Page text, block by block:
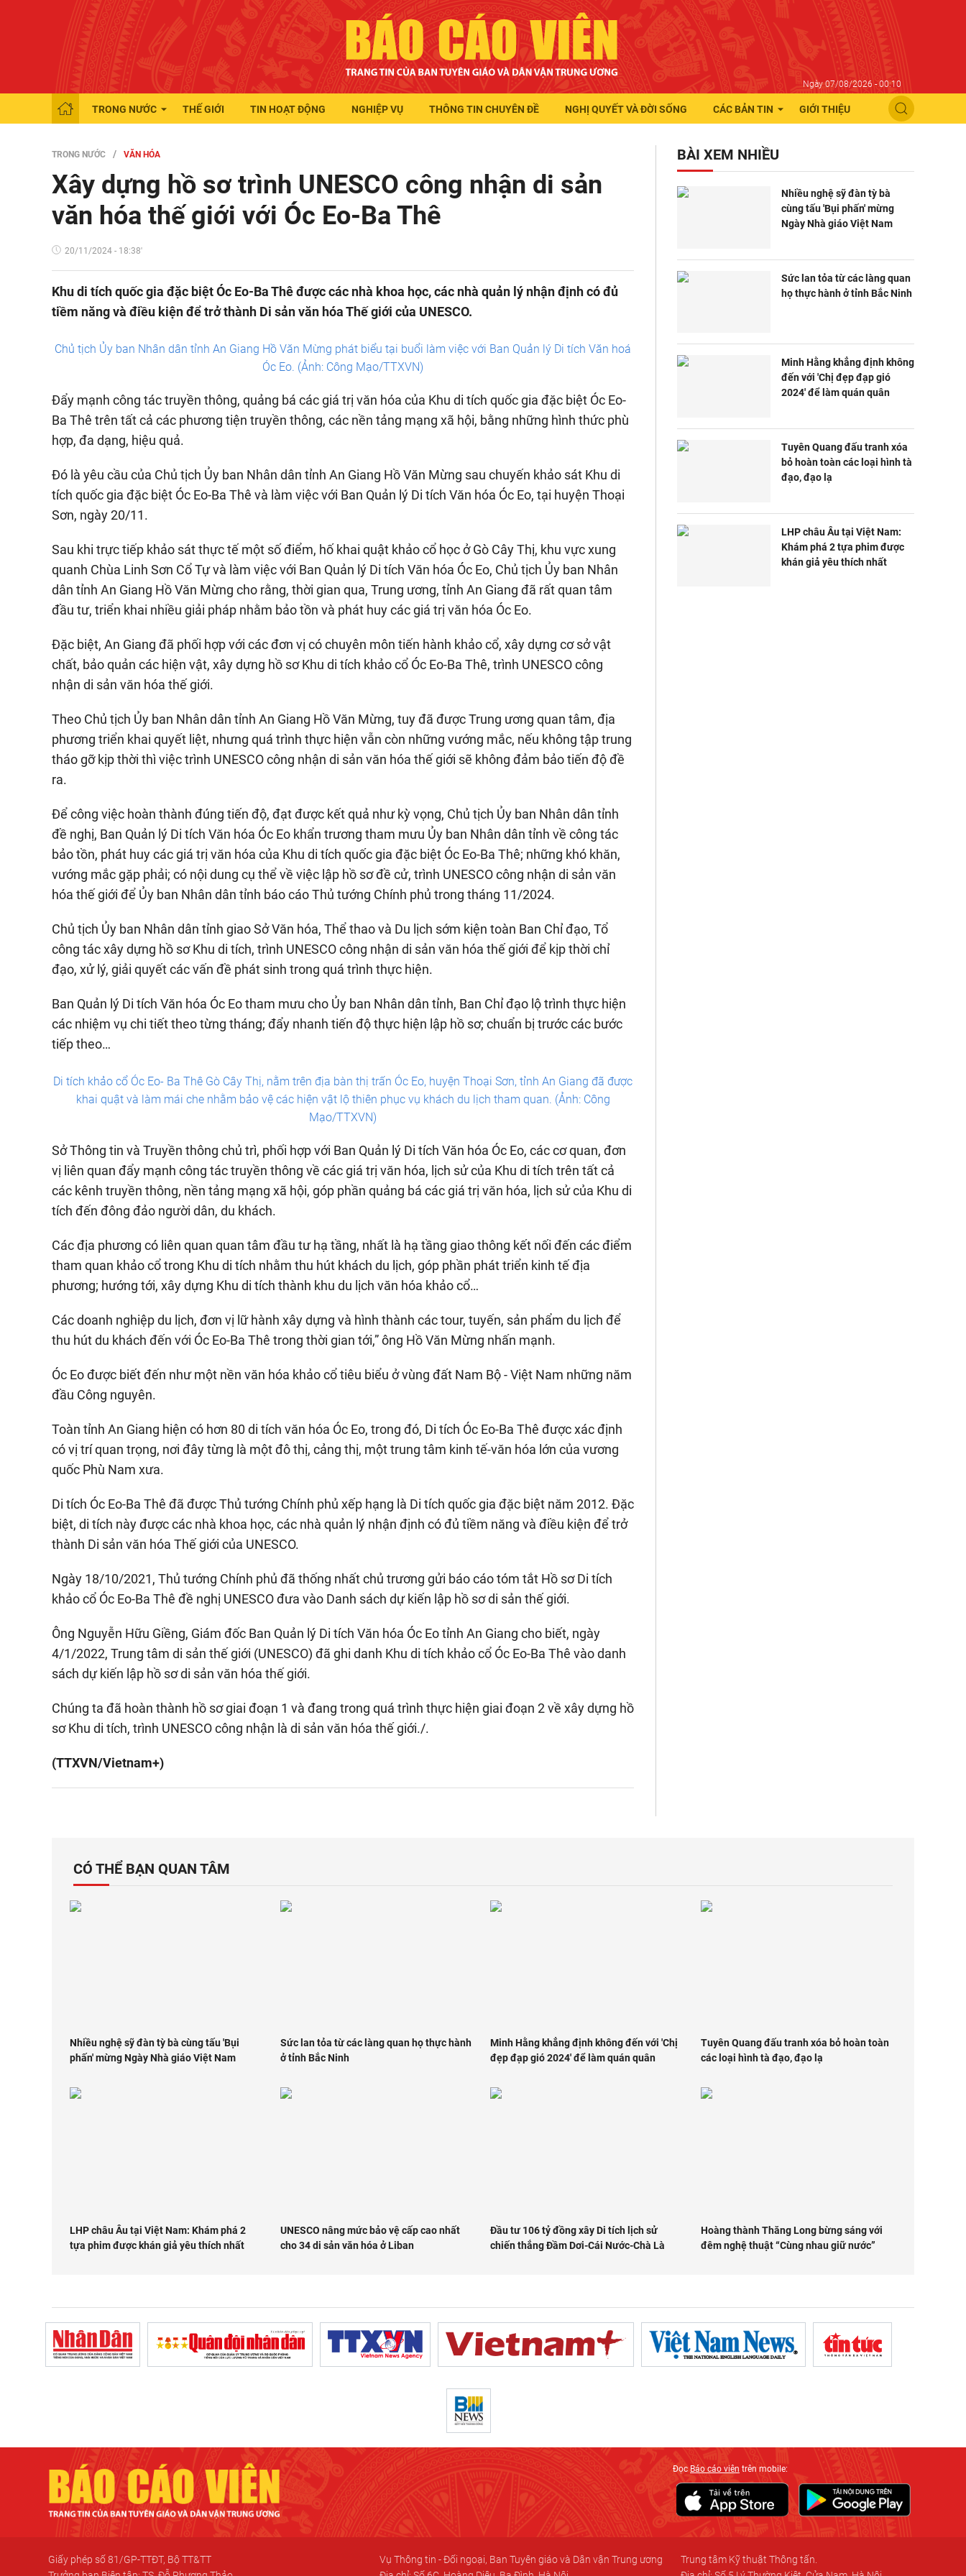
Ngày 07/08/2026 - 00:10
TRONG NƯỚC THẾ GIỚI TIN HOẠT ĐỘNG NGHIỆP VỤ THÔNG TIN CHUYÊN ĐỀ NGHỊ QUYẾT VÀ ĐỜI SỐNG CÁC BẢN TIN GIỚI THIỆU
TRONG NƯỚC VĂN HÓA
Xây dựng hồ sơ trình UNESCO công nhận di sản
văn hóa thế giới với Óc Eo-Ba Thê
20/11/2024 - 18:38'
Khu di tích quốc gia đặc biệt Óc Eo-Ba Thê được các nhà khoa học, các nhà quản lý nhận định có đủ
tiềm năng và điều kiện để trở thành Di sản văn hóa Thế giới của UNESCO.
Chủ tịch Ủy ban Nhân dân tỉnh An Giang Hồ Văn Mừng phát biểu tại buổi làm việc với Ban Quản lý Di tích Văn hoá
Óc Eo. (Ảnh: Công Mạo/TTXVN)
Đẩy mạnh công tác truyền thông, quảng bá các giá trị văn hóa của Khu di tích quốc gia đặc biệt Óc Eo-
Ba Thê trên tất cả các phương tiện truyền thông, các nền tảng mạng xã hội, bằng những hình thức phù
hợp, đa dạng, hiệu quả.
Đó là yêu cầu của Chủ tịch Ủy ban Nhân dân tỉnh An Giang Hồ Văn Mừng sau chuyến khảo sát Khu di
tích quốc gia đặc biệt Óc Eo-Ba Thê và làm việc với Ban Quản lý Di tích Văn hóa Óc Eo, tại huyện Thoại
Sơn, ngày 20/11.
Sau khi trực tiếp khảo sát thực tế một số điểm, hố khai quật khảo cổ học ở Gò Cây Thị, khu vực xung
quanh Chùa Linh Sơn Cổ Tự và làm việc với Ban Quản lý Di tích Văn hóa Óc Eo, Chủ tịch Ủy ban Nhân
dân tỉnh An Giang Hồ Văn Mừng cho rằng, thời gian qua, Trung ương, tỉnh An Giang đã rất quan tâm
đầu tư, triển khai nhiều giải pháp nhằm bảo tồn và phát huy các giá trị văn hóa Óc Eo.
Đặc biệt, An Giang đã phối hợp với các đơn vị có chuyên môn tiến hành khảo cổ, xây dựng cơ sở vật
chất, bảo quản các hiện vật, xây dựng hồ sơ Khu di tích khảo cổ Óc Eo-Ba Thê, trình UNESCO công
nhận di sản văn hóa thế giới.
Theo Chủ tịch Ủy ban Nhân dân tỉnh An Giang Hồ Văn Mừng, tuy đã được Trung ương quan tâm, địa
phương triển khai quyết liệt, nhưng quá trình thực hiện vẫn còn những vướng mắc, nếu không tập trung
tháo gỡ kịp thời thì việc trình UNESCO công nhận di sản văn hóa thế giới sẽ không đảm bảo tiến độ đề
ra.
Để công việc hoàn thành đúng tiến độ, đạt được kết quả như kỳ vọng, Chủ tịch Ủy ban Nhân dân tỉnh
đề nghị, Ban Quản lý Di tích Văn hóa Óc Eo khẩn trương tham mưu Ủy ban Nhân dân tỉnh về công tác
bảo tồn, phát huy các giá trị văn hóa của Khu di tích quốc gia đặc biệt Óc Eo-Ba Thê; những khó khăn,
vướng mắc gặp phải; có nội dung cụ thể về việc lập hồ sơ đề cử, trình UNESCO công nhận di sản văn
hóa thế giới để Ủy ban Nhân dân tỉnh báo cáo Thủ tướng Chính phủ trong tháng 11/2024.
Chủ tịch Ủy ban Nhân dân tỉnh giao Sở Văn hóa, Thể thao và Du lịch sớm kiện toàn Ban Chỉ đạo, Tổ
công tác xây dựng hồ sơ Khu di tích, trình UNESCO công nhận di sản văn hóa thế giới để kịp thời chỉ
đạo, xử lý, giải quyết các vấn đề phát sinh trong quá trình thực hiện.
Ban Quản lý Di tích Văn hóa Óc Eo tham mưu cho Ủy ban Nhân dân tỉnh, Ban Chỉ đạo lộ trình thực hiện
các nhiệm vụ chi tiết theo từng tháng; đẩy nhanh tiến độ thực hiện lập hồ sơ; chuẩn bị trước các bước
tiếp theo…
Di tích khảo cổ Óc Eo- Ba Thê Gò Cây Thị, nằm trên địa bàn thị trấn Óc Eo, huyện Thoại Sơn, tỉnh An Giang đã được
khai quật và làm mái che nhằm bảo vệ các hiện vật lộ thiên phục vụ khách du lịch tham quan. (Ảnh: Công
Mạo/TTXVN)
Sở Thông tin và Truyền thông chủ trì, phối hợp với Ban Quản lý Di tích Văn hóa Óc Eo, các cơ quan, đơn
vị liên quan đẩy mạnh công tác truyền thông về các giá trị văn hóa, lịch sử của Khu di tích trên tất cả
các kênh truyền thông, nền tảng mạng xã hội, góp phần quảng bá các giá trị văn hóa, lịch sử của Khu di
tích đến đông đảo người dân, du khách.
Các địa phương có liên quan quan tâm đầu tư hạ tầng, nhất là hạ tầng giao thông kết nối đến các điểm
tham quan khảo cổ trong Khu di tích nhằm thu hút khách du lịch, góp phần phát triển kinh tế địa
phương; hướng tới, xây dựng Khu di tích thành khu du lịch văn hóa khảo cổ…
Các doanh nghiệp du lịch, đơn vị lữ hành xây dựng và hình thành các tour, tuyến, sản phẩm du lịch để
thu hút du khách đến với Óc Eo-Ba Thê trong thời gian tới,” ông Hồ Văn Mừng nhấn mạnh.
Óc Eo được biết đến như một nền văn hóa khảo cổ tiêu biểu ở vùng đất Nam Bộ - Việt Nam những năm
đầu Công nguyên.
Toàn tỉnh An Giang hiện có hơn 80 di tích văn hóa Óc Eo, trong đó, Di tích Óc Eo-Ba Thê được xác định
có vị trí quan trọng, nơi đây từng là một đô thị, cảng thị, một trung tâm kinh tế-văn hóa lớn của vương
quốc Phù Nam xưa.
Di tích Óc Eo-Ba Thê đã được Thủ tướng Chính phủ xếp hạng là Di tích quốc gia đặc biệt năm 2012. Đặc
biệt, di tích này được các nhà khoa học, các nhà quản lý nhận định có đủ tiềm năng và điều kiện để trở
thành Di sản văn hóa Thế giới của UNESCO.
Ngày 18/10/2021, Thủ tướng Chính phủ đã thống nhất chủ trương gửi báo cáo tóm tắt Hồ sơ Di tích
khảo cổ Óc Eo-Ba Thê đề nghị UNESCO đưa vào Danh sách dự kiến lập hồ sơ di sản thế giới.
Ông Nguyễn Hữu Giềng, Giám đốc Ban Quản lý Di tích Văn hóa Óc Eo tỉnh An Giang cho biết, ngày
4/1/2022, Trung tâm di sản thế giới (UNESCO) đã ghi danh Khu di tích khảo cổ Óc Eo-Ba Thê vào danh
sách dự kiến lập hồ sơ di sản văn hóa thế giới.
Chúng ta đã hoàn thành hồ sơ giai đoạn 1 và đang trong quá trình thực hiện giai đoạn 2 về xây dựng hồ
sơ Khu di tích, trình UNESCO công nhận là di sản văn hóa thế giới./.
(TTXVN/Vietnam+)
BÀI XEM NHIỀU
Nhiều nghệ sỹ đàn tỳ bà
cùng tấu 'Bụi phấn' mừng
Ngày Nhà giáo Việt Nam
Sức lan tỏa từ các làng quan
họ thực hành ở tỉnh Bắc Ninh
Minh Hằng khẳng định không
đến với 'Chị đẹp đạp gió
2024' để làm quán quân
Tuyên Quang đấu tranh xóa
bỏ hoàn toàn các loại hình tà
đạo, đạo lạ
LHP châu Âu tại Việt Nam:
Khám phá 2 tựa phim được
khán giả yêu thích nhất
CÓ THỂ BẠN QUAN TÂM
Nhiều nghệ sỹ đàn tỳ bà cùng tấu 'Bụi
phấn' mừng Ngày Nhà giáo Việt Nam
Sức lan tỏa từ các làng quan họ thực hành
ở tỉnh Bắc Ninh
Minh Hằng khẳng định không đến với 'Chị
đẹp đạp gió 2024' để làm quán quân
Tuyên Quang đấu tranh xóa bỏ hoàn toàn
các loại hình tà đạo, đạo lạ
LHP châu Âu tại Việt Nam: Khám phá 2
tựa phim được khán giả yêu thích nhất
UNESCO nâng mức bảo vệ cấp cao nhất
cho 34 di sản văn hóa ở Liban
Đầu tư 106 tỷ đồng xây Di tích lịch sử
chiến thắng Đầm Dơi-Cái Nước-Chà Là
Hoàng thành Thăng Long bừng sáng với
đêm nghệ thuật “Cùng nhau giữ nước”
ĐọcBáo cáo viên trên mobile:
Giấy phép số 81/GP-TTĐT, Bộ TT&TT
Vụ Thông tin - Đối ngoại, Ban Tuyên giáo và Dân vận Trung ương
Trung tâm Kỹ thuật Thông tấn.